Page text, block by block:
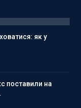
як у
поставили на